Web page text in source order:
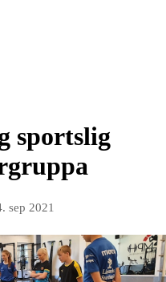
sportslig
sep 2021